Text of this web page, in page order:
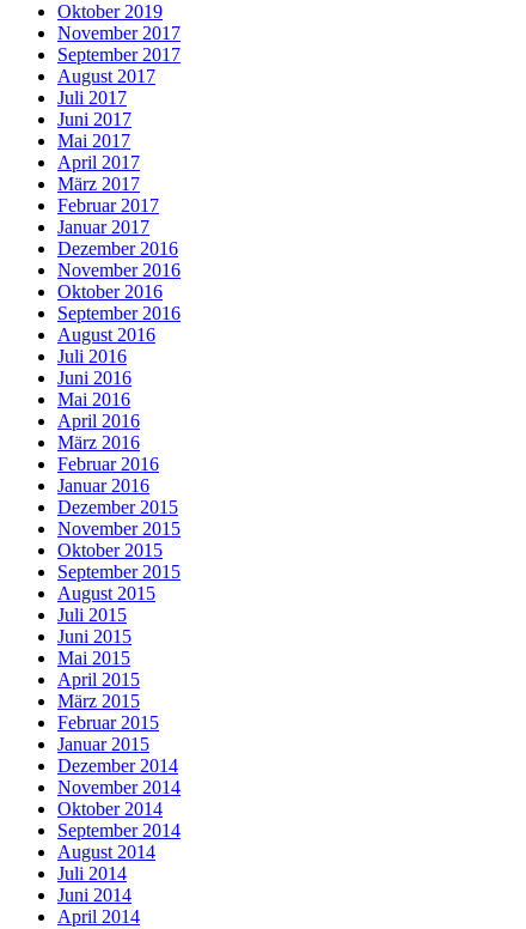
Oktober 2019
November 2017
September 2017
August 2017
Juli 2017
Juni 2017
Mai 2017
April 2017
März 2017
Februar 2017
Januar 2017
Dezember 2016
November 2016
Oktober 2016
September 2016
August 2016
Juli 2016
Juni 2016
Mai 2016
April 2016
März 2016
Februar 2016
Januar 2016
Dezember 2015
November 2015
Oktober 2015
September 2015
August 2015
Juli 2015
Juni 2015
Mai 2015
April 2015
März 2015
Februar 2015
Januar 2015
Dezember 2014
November 2014
Oktober 2014
September 2014
August 2014
Juli 2014
Juni 2014
April 2014